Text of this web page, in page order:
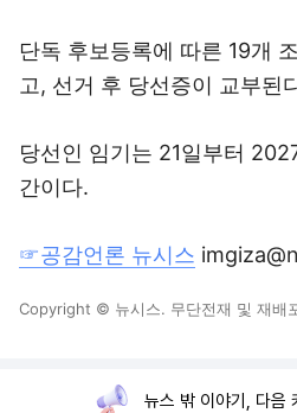
단독 후보등록에 따른 19개
고, 선거 후 당선증이 교부된
당선인 임기는 21일부터
간이다.
☞공감언론 뉴시스
Copyright © 뉴시스. 무단전재 및 재배
뉴스 밖 이야기, 다음